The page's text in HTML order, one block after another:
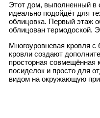
Этот дом, выполненный в
идеально подойдёт для
облицовка. Первый этаж
облицован термодоской.
Многоуровневая кровля
кровли создают
просторная совмещённая
посиделок и просто для
видом на окружающую